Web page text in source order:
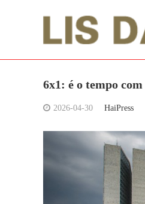
6x1: é o tempo
2026-04-30 HaiPress